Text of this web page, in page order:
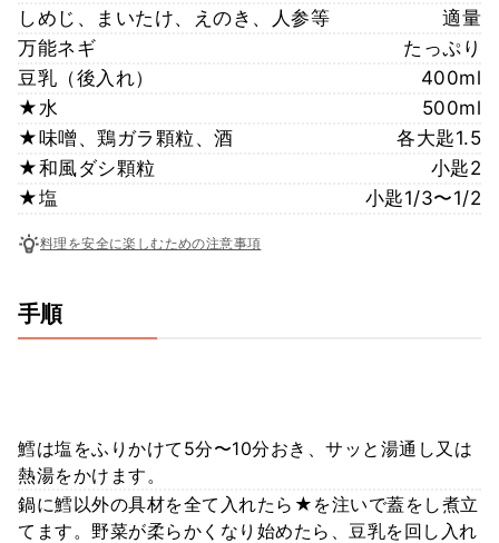
しめじ、まいたけ、えのき、人参等
適量
万能ネギ
たっぷり
豆乳（後入れ）
400ml
★水
500ml
★味噌、鶏ガラ顆粒、酒
各大匙1.5
★和風ダシ顆粒
小匙2
★塩
小匙1/3〜1/2
料理を安全に楽しむための注意事項
手順
鱈は塩をふりかけて5分〜10分おき、サッと湯通し又は
熱湯をかけます。
鍋に鱈以外の具材を全て入れたら★を注いで蓋をし煮立
てます。野菜が柔らかくなり始めたら、豆乳を回し入れ